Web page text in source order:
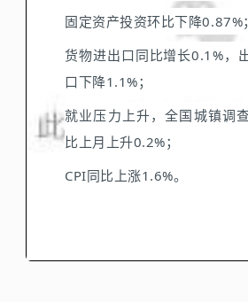
固定资产投资环比下降0.87%；
货物进出口同比增长0.1%，
口下降1.1%；
就业压力上升，全国城镇调
比上月上升0.2%；
CPI同比上涨1.6%。